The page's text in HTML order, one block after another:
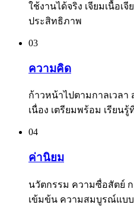
ใช้งานได้จริง เจียมเนื้อเ
ประสิทธิภาพ
03
ความคิด
ก้าวหน้าไปตามกาลเวลา
เนื่อง เตรียมพร้อม เรียน
04
ค่านิยม
นวัตกรรม ความซื่อสัตย์
เข้มข้น ความสมบูรณ์แบ